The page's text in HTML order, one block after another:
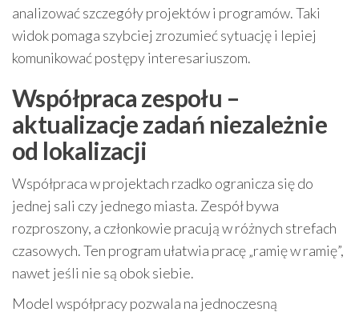
analizować szczegóły projektów i programów. Taki
widok pomaga szybciej zrozumieć sytuację i lepiej
komunikować postępy interesariuszom.
Współpraca zespołu –
aktualizacje zadań niezależnie
od lokalizacji
Współpraca w projektach rzadko ogranicza się do
jednej sali czy jednego miasta. Zespół bywa
rozproszony, a członkowie pracują w różnych strefach
czasowych. Ten program ułatwia pracę „ramię w ramię”,
nawet jeśli nie są obok siebie.
Model współpracy pozwala na jednoczesną